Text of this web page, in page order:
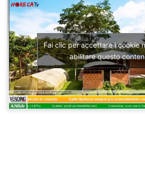
Fai clic per accettare i cookie
abilitare questo